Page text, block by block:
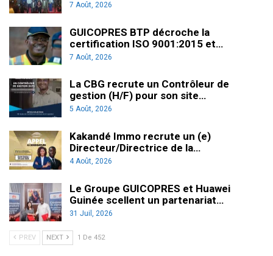
7 Août, 2026
GUICOPRES BTP décroche la
certification ISO 9001:2015 et…
7 Août, 2026
La CBG recrute un Contrôleur de
gestion (H/F) pour son site…
5 Août, 2026
Kakandé Immo recrute un (e)
Directeur/Directrice de la…
4 Août, 2026
Le Groupe GUICOPRES et Huawei
Guinée scellent un partenariat…
31 Juil, 2026
PREV NEXT 1 De 452